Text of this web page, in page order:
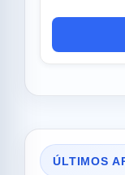
ÚLTIMOS